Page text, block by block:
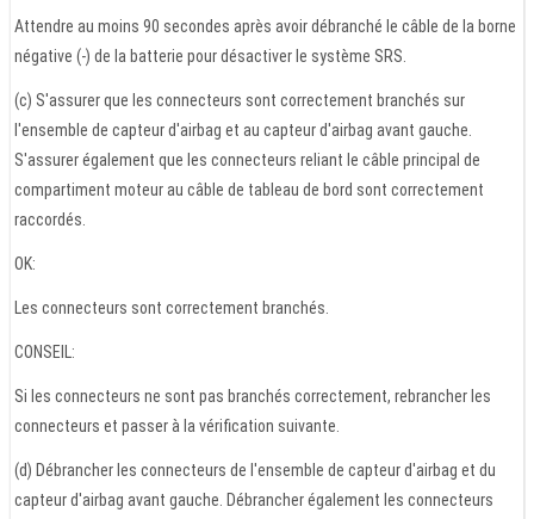
Attendre au moins 90 secondes après avoir débranché le câble de la borne
négative (-) de la batterie pour désactiver le système SRS.
(c) S'assurer que les connecteurs sont correctement branchés sur
l'ensemble de capteur d'airbag et au capteur d'airbag avant gauche.
S'assurer également que les connecteurs reliant le câble principal de
compartiment moteur au câble de tableau de bord sont correctement
raccordés.
OK:
Les connecteurs sont correctement branchés.
CONSEIL:
Si les connecteurs ne sont pas branchés correctement, rebrancher les
connecteurs et passer à la vérification suivante.
(d) Débrancher les connecteurs de l'ensemble de capteur d'airbag et du
capteur d'airbag avant gauche. Débrancher également les connecteurs